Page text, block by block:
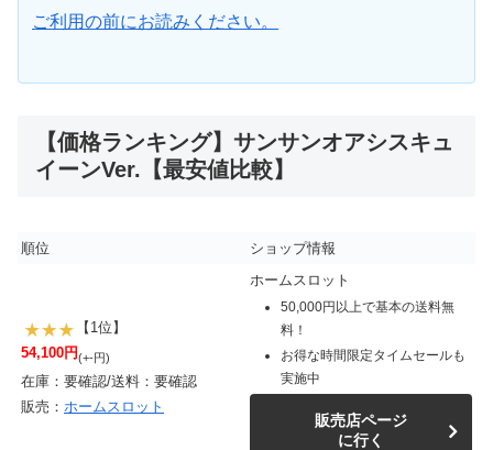
ご利用の前にお読みください。
【価格ランキング】サンサンオアシスキュ
イーンVer.【最安値比較】
順位 ショップ情報
【1位】
54,100円(+-円)
在庫：要確認/送料：要確認
販売： ホームスロット
ホームスロット
50,000円以上で基本の送料無
料！
お得な時間限定タイムセールも
実施中
販売店ページ
に行く